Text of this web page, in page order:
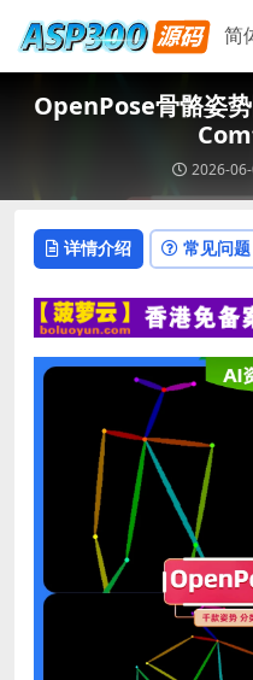
OpenPose骨骼姿
2026-
详情介绍 常见问题